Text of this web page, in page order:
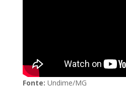
Fonte: Undime/MG